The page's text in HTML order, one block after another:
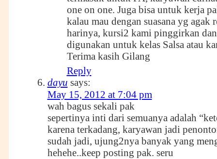
one on one. Juga bisa untuk kerja
kalau mau dengan suasana yg agak
harinya, kursi2 kami pinggirkan
digunakan untuk kelas Salsa atau
Terima kasih Gilang
Reply
dayu says:
May 15, 2012 at 7:04 pm
wah bagus sekali pak
sepertinya inti dari semuanya adalah
karena terkadang, karyawan jadi
sudah jadi, ujung2nya banyak yang
hehehe..keep posting pak. seru